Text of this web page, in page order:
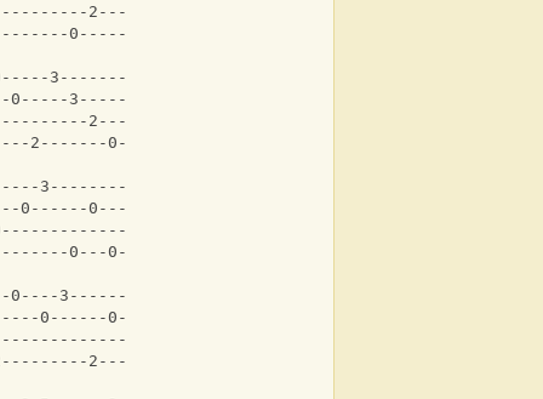
2---|
0-----|
3-------3-|
3-------|
2-----|
2-------0---|
3--------|
0------0---|
|
0---0-|
3--------|
0------0---|
|
2---2-|